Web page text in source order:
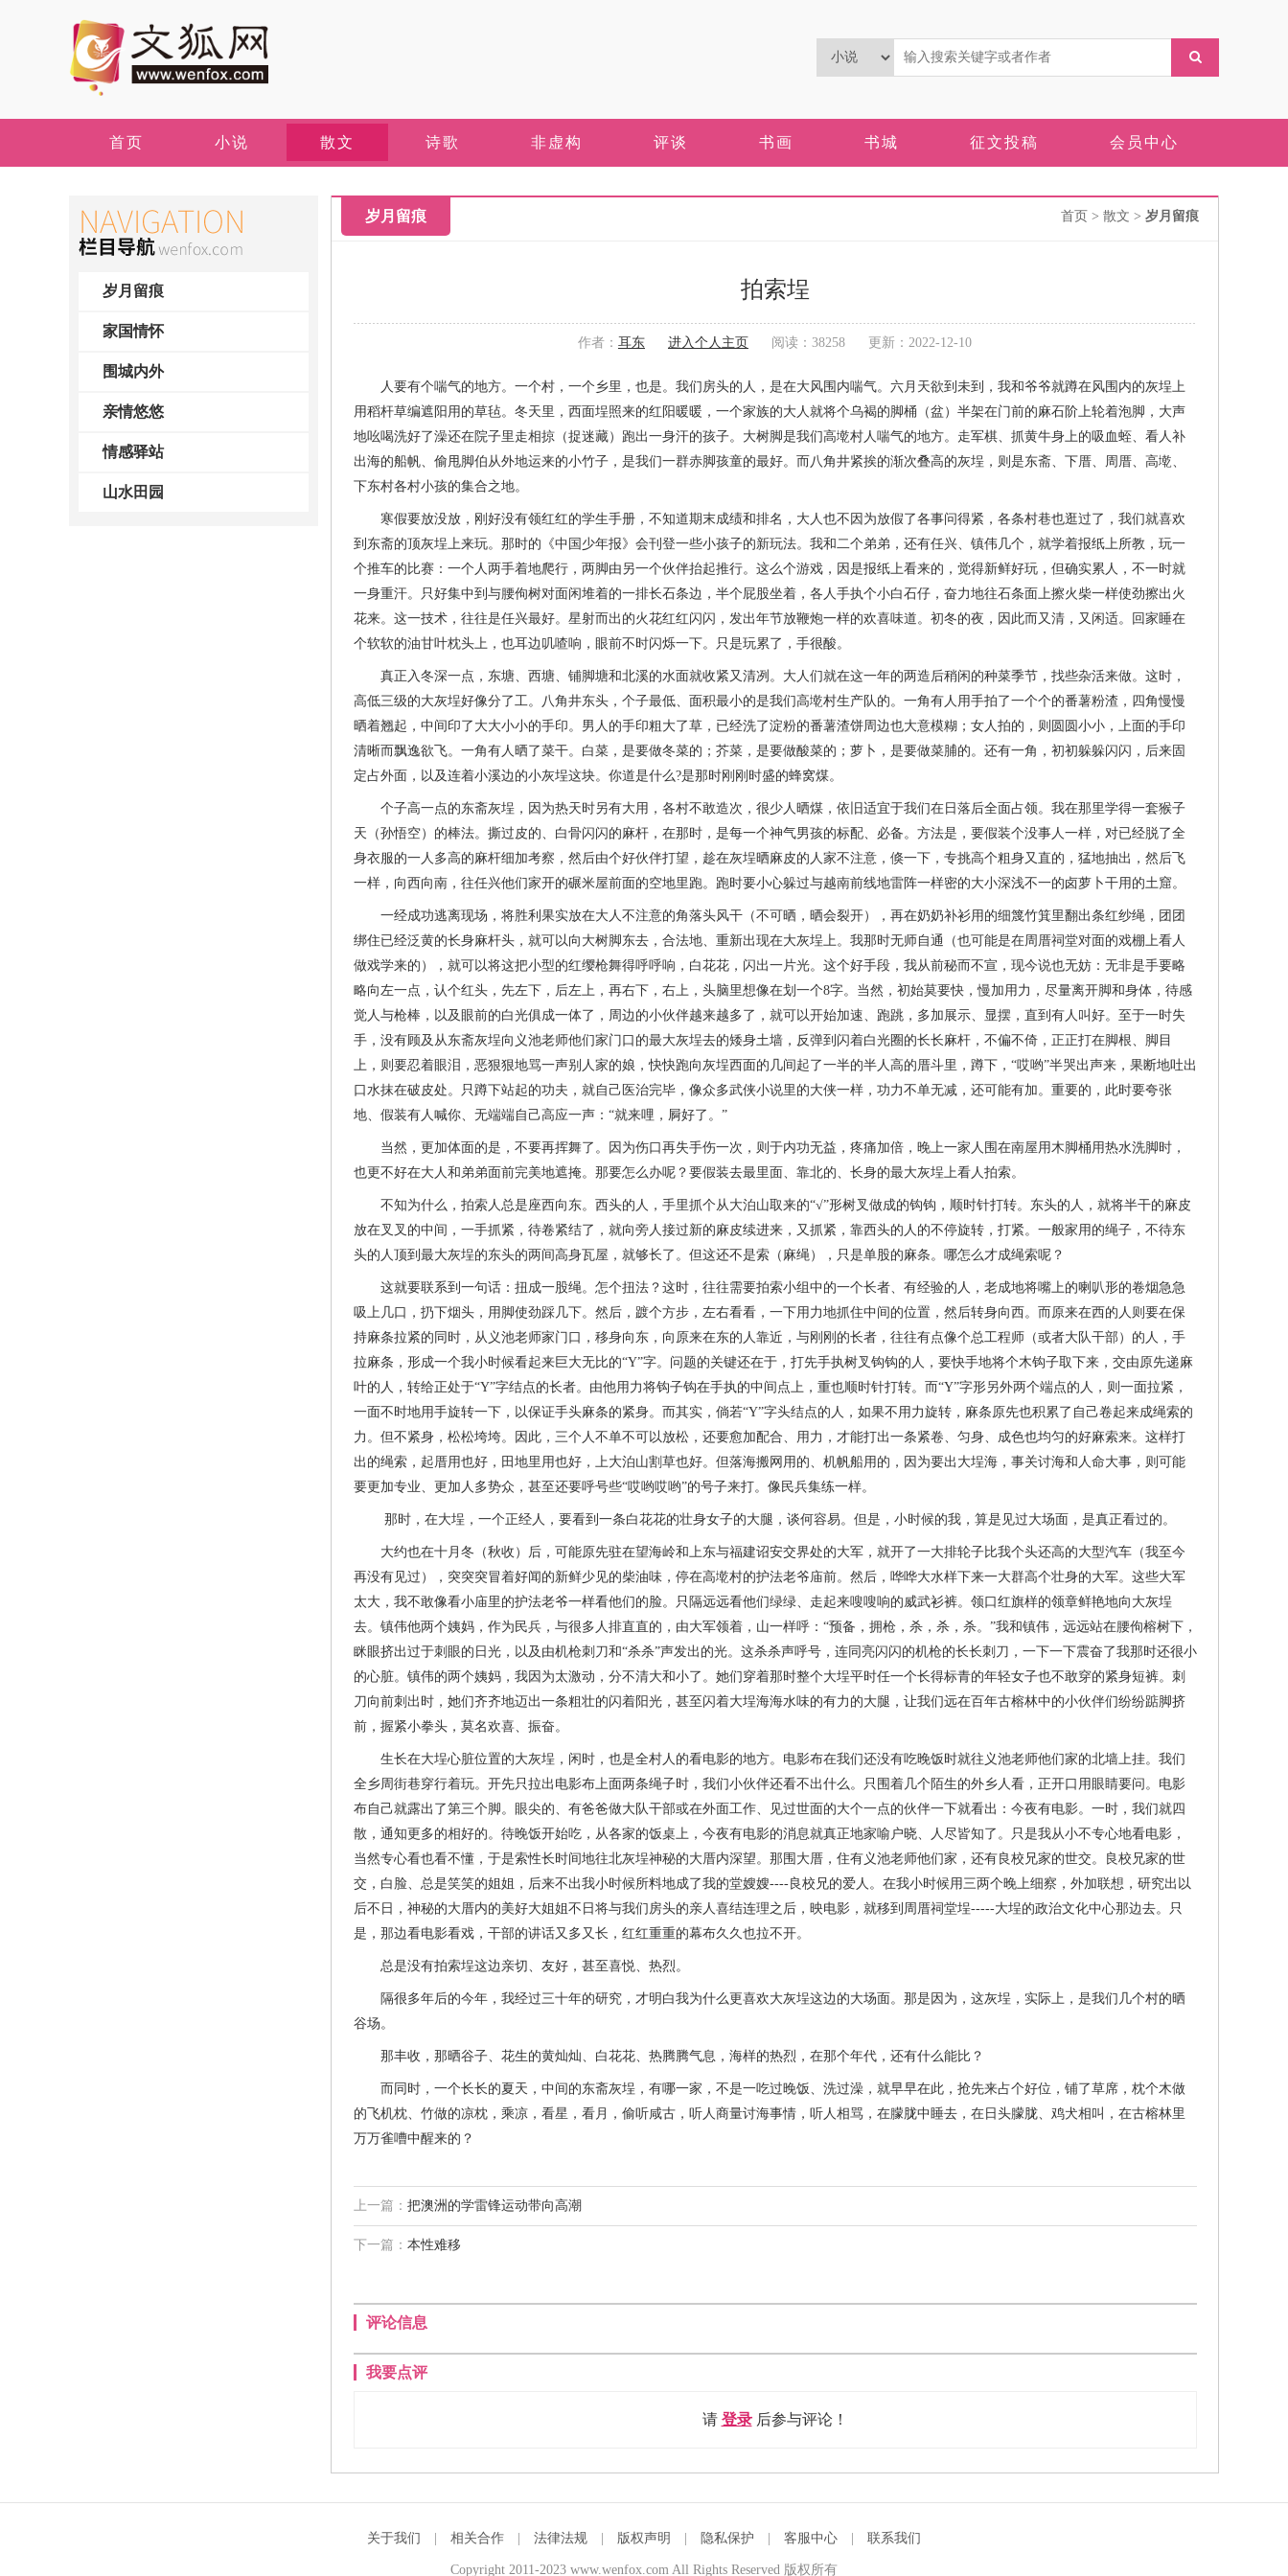
首页 小说 散文 诗歌 非虚构 评谈 书画 书城 征文投稿 会员中心
岁月留痕
家国情怀
围城内外
亲情悠悠
情感驿站
山水田园
岁月留痕 首页 > 散文 > 岁月留痕
拍索埕
作者： 耳东 进入个人主页 阅读：38258 更新：2022-12-10
人要有个喘气的地方。一个村，一个乡里，也是。我们房头的人，是在大风围内喘气。六月天欲到未到，我和爷爷就蹲在风围内的灰埕上
用稻杆草编遮阳用的草毡。冬天里，西面埕照来的红阳暖暖，一个家族的大人就将个乌褐的脚桶（盆）半架在门前的麻石阶上轮着泡脚，大声
地吆喝洗好了澡还在院子里走相掠（捉迷藏）跑出一身汗的孩子。大树脚是我们高墘村人喘气的地方。走军棋、抓黄牛身上的吸血蛭、看人补
出海的船帆、偷甩脚伯从外地运来的小竹子，是我们一群赤脚孩童的最好。而八角井紧挨的渐次叠高的灰埕，则是东斋、下厝、周厝、高墘、
下东村各村小孩的集合之地。
寒假要放没放，刚好没有领红红的学生手册，不知道期末成绩和排名，大人也不因为放假了各事问得紧，各条村巷也逛过了，我们就喜欢
到东斋的顶灰埕上来玩。那时的《中国少年报》会刊登一些小孩子的新玩法。我和二个弟弟，还有任兴、镇伟几个，就学着报纸上所教，玩一
个推车的比赛：一个人两手着地爬行，两脚由另一个伙伴抬起推行。这么个游戏，因是报纸上看来的，觉得新鲜好玩，但确实累人，不一时就
一身重汗。只好集中到与腰佝树对面闲堆着的一排长石条边，半个屁股坐着，各人手执个小白石仔，奋力地往石条面上擦火柴一样使劲擦出火
花来。这一技术，往往是任兴最好。星射而出的火花红红闪闪，发出年节放鞭炮一样的欢喜味道。初冬的夜，因此而又清，又闲适。回家睡在
个软软的油甘叶枕头上，也耳边叽喳响，眼前不时闪烁一下。只是玩累了，手很酸。
真正入冬深一点，东塘、西塘、铺脚塘和北溪的水面就收紧又清冽。大人们就在这一年的两造后稍闲的种菜季节，找些杂活来做。这时，
高低三级的大灰埕好像分了工。八角井东头，个子最低、面积最小的是我们高墘村生产队的。一角有人用手拍了一个个的番薯粉渣，四角慢慢
晒着翘起，中间印了大大小小的手印。男人的手印粗大了草，已经洗了淀粉的番薯渣饼周边也大意模糊；女人拍的，则圆圆小小，上面的手印
清晰而飘逸欲飞。一角有人晒了菜干。白菜，是要做冬菜的；芥菜，是要做酸菜的；萝卜，是要做菜脯的。还有一角，初初躲躲闪闪，后来固
定占外面，以及连着小溪边的小灰埕这块。你道是什么?是那时刚刚时盛的蜂窝煤。
个子高一点的东斋灰埕，因为热天时另有大用，各村不敢造次，很少人晒煤，依旧适宜于我们在日落后全面占领。我在那里学得一套猴子
天（孙悟空）的棒法。撕过皮的、白骨闪闪的麻杆，在那时，是每一个神气男孩的标配、必备。方法是，要假装个没事人一样，对已经脱了全
身衣服的一人多高的麻杆细加考察，然后由个好伙伴打望，趁在灰埕晒麻皮的人家不注意，倏一下，专挑高个粗身又直的，猛地抽出，然后飞
一样，向西向南，往任兴他们家开的碾米屋前面的空地里跑。跑时要小心躲过与越南前线地雷阵一样密的大小深浅不一的卤萝卜干用的土窟。
一经成功逃离现场，将胜利果实放在大人不注意的角落头风干（不可晒，晒会裂开），再在奶奶补衫用的细篾竹箕里翻出条红纱绳，团团
绑住已经泛黄的长身麻杆头，就可以向大树脚东去，合法地、重新出现在大灰埕上。我那时无师自通（也可能是在周厝祠堂对面的戏棚上看人
做戏学来的），就可以将这把小型的红缨枪舞得呼呼响，白花花，闪出一片光。这个好手段，我从前秘而不宣，现今说也无妨：无非是手要略
略向左一点，认个红头，先左下，后左上，再右下，右上，头脑里想像在划一个8字。当然，初始莫要快，慢加用力，尽量离开脚和身体，待感
觉人与枪棒，以及眼前的白光俱成一体了，周边的小伙伴越来越多了，就可以开始加速、跑跳，多加展示、显摆，直到有人叫好。至于一时失
手，没有顾及从东斋灰埕向义池老师他们家门口的最大灰埕去的矮身土墙，反弹到闪着白光圈的长长麻杆，不偏不倚，正正打在脚根、脚目
上，则要忍着眼泪，恶狠狠地骂一声别人家的娘，快快跑向灰埕西面的几间起了一半的半人高的厝斗里，蹲下，“哎哟”半哭出声来，果断地吐出
口水抹在破皮处。只蹲下站起的功夫，就自己医治完毕，像众多武侠小说里的大侠一样，功力不单无减，还可能有加。重要的，此时要夸张
地、假装有人喊你、无端端自己高应一声：“就来哩，屙好了。”
当然，更加体面的是，不要再挥舞了。因为伤口再失手伤一次，则于内功无益，疼痛加倍，晚上一家人围在南屋用木脚桶用热水洗脚时，
也更不好在大人和弟弟面前完美地遮掩。那要怎么办呢？要假装去最里面、靠北的、长身的最大灰埕上看人拍索。
不知为什么，拍索人总是座西向东。西头的人，手里抓个从大泊山取来的“√”形树叉做成的钩钩，顺时针打转。东头的人，就将半干的麻皮
放在叉叉的中间，一手抓紧，待卷紧结了，就向旁人接过新的麻皮续进来，又抓紧，靠西头的人的不停旋转，打紧。一般家用的绳子，不待东
头的人顶到最大灰埕的东头的两间高身瓦屋，就够长了。但这还不是索（麻绳），只是单股的麻条。哪怎么才成绳索呢？
这就要联系到一句话：扭成一股绳。怎个扭法？这时，往往需要拍索小组中的一个长者、有经验的人，老成地将嘴上的喇叭形的卷烟急急
吸上几口，扔下烟头，用脚使劲踩几下。然后，踱个方步，左右看看，一下用力地抓住中间的位置，然后转身向西。而原来在西的人则要在保
持麻条拉紧的同时，从义池老师家门口，移身向东，向原来在东的人靠近，与刚刚的长者，往往有点像个总工程师（或者大队干部）的人，手
拉麻条，形成一个我小时候看起来巨大无比的“Y”字。问题的关键还在于，打先手执树叉钩钩的人，要快手地将个木钩子取下来，交由原先递麻
叶的人，转给正处于“Y”字结点的长者。由他用力将钩子钩在手执的中间点上，重也顺时针打转。而“Y”字形另外两个端点的人，则一面拉紧，
一面不时地用手旋转一下，以保证手头麻条的紧身。而其实，倘若“Y”字头结点的人，如果不用力旋转，麻条原先也积累了自己卷起来成绳索的
力。但不紧身，松松垮垮。因此，三个人不单不可以放松，还要愈加配合、用力，才能打出一条紧卷、匀身、成色也均匀的好麻索来。这样打
出的绳索，起厝用也好，田地里用也好，上大泊山割草也好。但落海搬网用的、机帆船用的，因为要出大埕海，事关讨海和人命大事，则可能
要更加专业、更加人多势众，甚至还要呼号些“哎哟哎哟”的号子来打。像民兵集练一样。
那时，在大埕，一个正经人，要看到一条白花花的壮身女子的大腿，谈何容易。但是，小时候的我，算是见过大场面，是真正看过的。
大约也在十月冬（秋收）后，可能原先驻在望海岭和上东与福建诏安交界处的大军，就开了一大排轮子比我个头还高的大型汽车（我至今
再没有见过），突突突冒着好闻的新鲜少见的柴油味，停在高墘村的护法老爷庙前。然后，哗哗大水样下来一大群高个壮身的大军。这些大军
太大，我不敢像看小庙里的护法老爷一样看他们的脸。只隔远远看他们绿绿、走起来嗖嗖响的威武衫裤。领口红旗样的领章鲜艳地向大灰埕
去。镇伟他两个姨妈，作为民兵，与很多人排直直的，由大军领着，山一样呼：“预备，拥枪，杀，杀，杀。”我和镇伟，远远站在腰佝榕树下，
眯眼挤出过于刺眼的日光，以及由机枪刺刀和“杀杀”声发出的光。这杀杀声呼号，连同亮闪闪的机枪的长长刺刀，一下一下震奋了我那时还很小
的心脏。镇伟的两个姨妈，我因为太激动，分不清大和小了。她们穿着那时整个大埕平时任一个长得标青的年轻女子也不敢穿的紧身短裤。刺
刀向前刺出时，她们齐齐地迈出一条粗壮的闪着阳光，甚至闪着大埕海海水味的有力的大腿，让我们远在百年古榕林中的小伙伴们纷纷踮脚挤
前，握紧小拳头，莫名欢喜、振奋。
生长在大埕心脏位置的大灰埕，闲时，也是全村人的看电影的地方。电影布在我们还没有吃晚饭时就往义池老师他们家的北墙上挂。我们
全乡周街巷穿行着玩。开先只拉出电影布上面两条绳子时，我们小伙伴还看不出什么。只围着几个陌生的外乡人看，正开口用眼睛要问。电影
布自己就露出了第三个脚。眼尖的、有爸爸做大队干部或在外面工作、见过世面的大个一点的伙伴一下就看出：今夜有电影。一时，我们就四
散，通知更多的相好的。待晚饭开始吃，从各家的饭桌上，今夜有电影的消息就真正地家喻户晓、人尽皆知了。只是我从小不专心地看电影，
当然专心看也看不懂，于是索性长时间地往北灰埕神秘的大厝内深望。那围大厝，住有义池老师他们家，还有良校兄家的世交。良校兄家的世
交，白脸、总是笑笑的姐姐，后来不出我小时候所料地成了我的堂嫂嫂----良校兄的爱人。在我小时候用三两个晚上细察，外加联想，研究出以
后不日，神秘的大厝内的美好大姐姐不日将与我们房头的亲人喜结连理之后，映电影，就移到周厝祠堂埕-----大埕的政治文化中心那边去。只
是，那边看电影看戏，干部的讲话又多又长，红红重重的幕布久久也拉不开。
总是没有拍索埕这边亲切、友好，甚至喜悦、热烈。
隔很多年后的今年，我经过三十年的研究，才明白我为什么更喜欢大灰埕这边的大场面。那是因为，这灰埕，实际上，是我们几个村的晒
谷场。
那丰收，那晒谷子、花生的黄灿灿、白花花、热腾腾气息，海样的热烈，在那个年代，还有什么能比？
而同时，一个长长的夏天，中间的东斋灰埕，有哪一家，不是一吃过晚饭、洗过澡，就早早在此，抢先来占个好位，铺了草席，枕个木做
的飞机枕、竹做的凉枕，乘凉，看星，看月，偷听咸古，听人商量讨海事情，听人相骂，在朦胧中睡去，在日头朦胧、鸡犬相叫，在古榕林里
万万雀嘈中醒来的？
上一篇： 把澳洲的学雷锋运动带向高潮
下一篇： 本性难移
评论信息
我要点评
请 登录后参与评论！
关于我们 相关合作 法律法规 版权声明 隐私保护 客服中心 联系我们
Copyright 2011-2023 www.wenfox.com All Rights Reserved 版权所有